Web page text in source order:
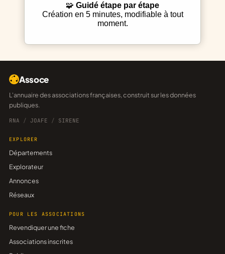
Guidé étape par étape
Création en 5 minutes, modifiable à tout
moment.
Assoce
L'annuaire des associations françaises, construit sur les données
publiques.
RNA / JOAFE / SIRENE
EXPLORER
Départements
Explorateur
Annonces
Réseaux
POUR LES ASSOCIATIONS
Revendiquer une fiche
Associations inscrites